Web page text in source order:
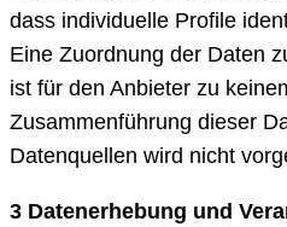
dass individuelle Profile
Eine Zuordnung der Daten
ist für den Anbieter zu
Zusammenführung dieser
Datenquellen wird nicht
3 Datenerhebung und